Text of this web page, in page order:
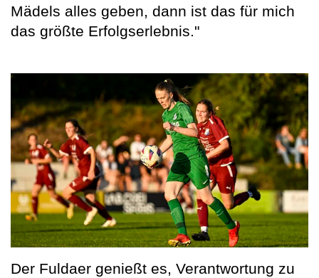
Mädels alles geben, dann ist das für mich
das größte Erfolgserlebnis."
Der Fuldaer genießt es, Verantwortung zu